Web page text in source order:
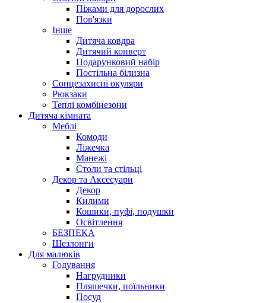
Піжами для дорослих
Пов'язки
Інше
Дитяча ковдра
Дитячий конверт
Подарунковий набір
Постільна білизна
Сонцезахисні окуляри
Рюкзаки
Теплі комбінезони
Дитяча кімната
Меблі
Комоди
Ліжечка
Манежі
Столи та стільці
Декор та Аксесуари
Декор
Килими
Кошики, пуфі, подушки
Освітлення
БЕЗПЕКА
Шезлонги
Для малюків
Годування
Нагрудники
Пляшечки, поїльники
Посуд